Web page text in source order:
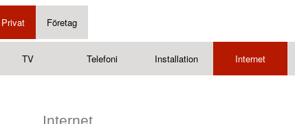
Privat Företag
TV Telefoni Installation Internet
Internet